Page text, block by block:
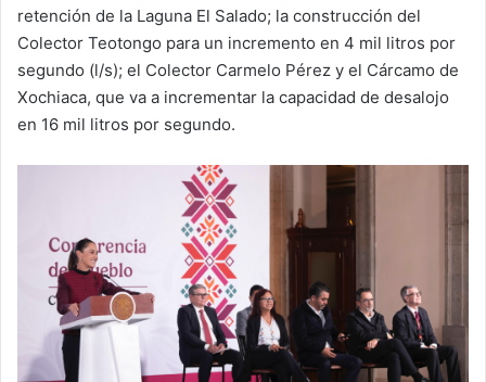
retención de la Laguna El Salado; la construcción del
Colector Teotongo para un incremento en 4 mil litros por
segundo (l/s); el Colector Carmelo Pérez y el Cárcamo de
Xochiaca, que va a incrementar la capacidad de desalojo
en 16 mil litros por segundo.